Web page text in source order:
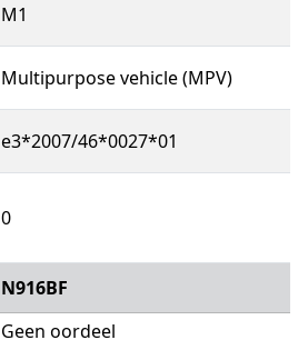
M1
Multipurpose vehicle (MPV)
e3*2007/46*0027*01
0
N916BF
Geen oordeel